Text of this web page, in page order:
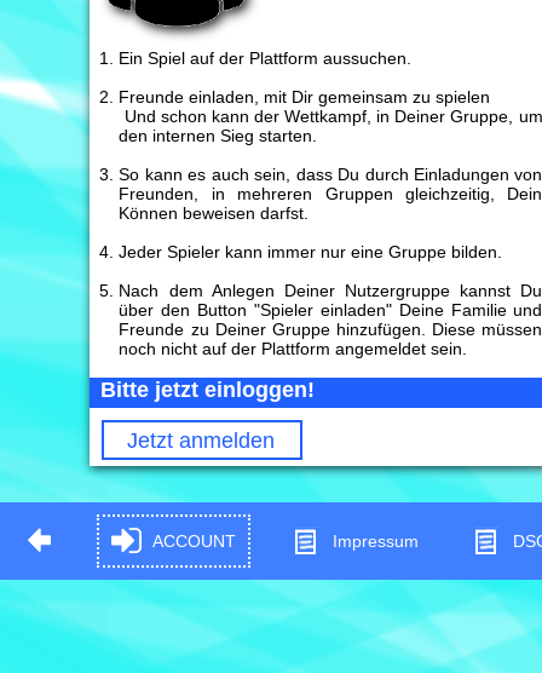
Ein Spiel auf der Plattform aussuchen.
Freunde einladen, mit Dir gemeinsam zu spielen
Und schon kann der Wettkampf, in Deiner Gruppe, um
den internen Sieg starten.
So kann es auch sein, dass Du durch Einladungen von
Freunden, in mehreren Gruppen gleichzeitig, Dein
Können beweisen darfst.
Jeder Spieler kann immer nur eine Gruppe bilden.
Nach dem Anlegen Deiner Nutzergruppe kannst Du
über den Button "Spieler einladen" Deine Familie und
Freunde zu Deiner Gruppe hinzufügen. Diese müssen
noch nicht auf der Plattform angemeldet sein.
Bitte jetzt einloggen!
Jetzt anmelden
ACCOUNT Impressum